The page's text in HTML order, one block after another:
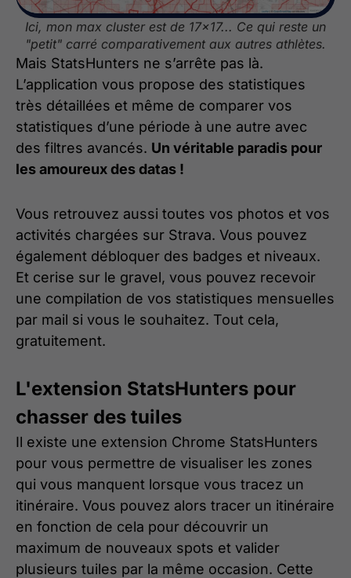
Ici, mon max cluster est de 17x17... Ce qui reste un
"petit" carré comparativement aux autres athlètes.
Mais StatsHunters ne s’arrête pas là.
L’application vous propose des statistiques
très détaillées et même de comparer vos
statistiques d’une période à une autre avec
des filtres avancés. Un véritable paradis pour
les amoureux des datas !
Vous retrouvez aussi toutes vos photos et vos
activités chargées sur Strava. Vous pouvez
également débloquer des badges et niveaux.
Et cerise sur le gravel, vous pouvez recevoir
une compilation de vos statistiques mensuelles
par mail si vous le souhaitez. Tout cela,
gratuitement.
L'extension StatsHunters pour
chasser des tuiles
Il existe une extension Chrome StatsHunters
pour vous permettre de visualiser les zones
qui vous manquent lorsque vous tracez un
itinéraire. Vous pouvez alors tracer un itinéraire
en fonction de cela pour découvrir un
maximum de nouveaux spots et valider
plusieurs tuiles par la même occasion. Cette